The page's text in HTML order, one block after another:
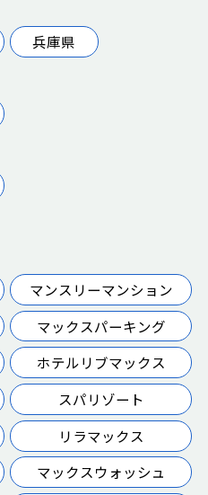
兵庫県
マンスリーマンション
マックスパーキング
ホテルリブマックス
スパリゾート
リラマックス
マックスウォッシュ